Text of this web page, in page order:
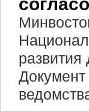
развития